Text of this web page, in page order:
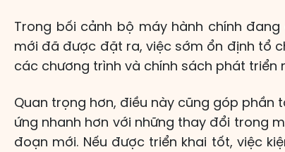
Trong bối cảnh bộ máy hành chính
mới đã được đặt ra, việc sớm ổn định tổ
các chương trình và chính sách phát triển
Quan trọng hơn, điều này cũng góp phần
ứng nhanh hơn với những thay đổi trong
đoạn mới. Nếu được triển khai tốt, việc